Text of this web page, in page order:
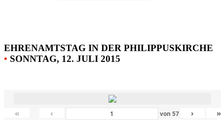
EHRENAMTSTAG IN DER PHILIPPUSKIRCHE
• SONNTAG, 12. JULI 2015
« ‹ von 57 › »